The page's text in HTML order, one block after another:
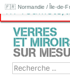
🇫🇷 Normandie / Île-de-
Tri-Feuilleté/